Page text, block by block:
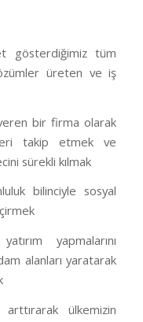
gösterdiğimiz tüm
üreten ve iş
bir firma olarak
takip etmek ve
sürekli kılmak
bilinciyle sosyal
yapmalarını
alanları yaratarak
ülkemizin